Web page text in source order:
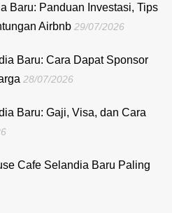
Baru: Panduan Investasi, Tips
Airbnb 29/07/2026
Baru: Cara Dapat Sponsor
28/07/2026
Baru: Gaji, Visa, dan Cara
Cafe Selandia Baru Paling